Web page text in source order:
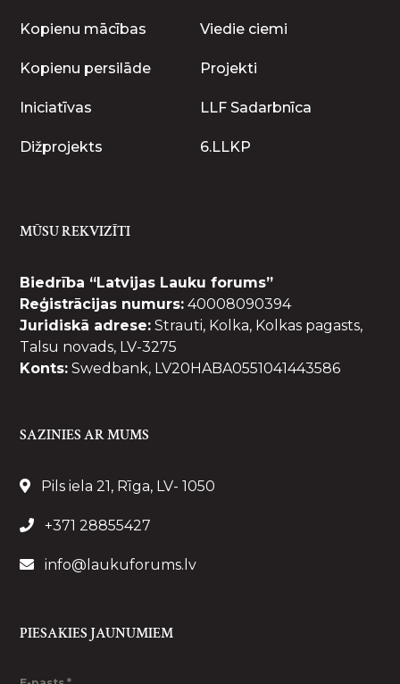
Kopienu mācības Viedie ciemi
Kopienu persilāde Projekti
Iniciatīvas LLF Sadarbnīca
Dižprojekts 6.LLKP
MŪSU REKVIZĪTI
Biedrība “Latvijas Lauku forums”
Reģistrācijas numurs: 40008090394
Juridiskā adrese: Strauti, Kolka, Kolkas pagasts,
Talsu novads, LV-3275
Konts: Swedbank, LV20HABA0551041443586
SAZINIES AR MUMS
Pils iela 21, Rīga, LV- 1050
+371 28855427
info@laukuforums.lv
PIESAKIES JAUNUMIEM